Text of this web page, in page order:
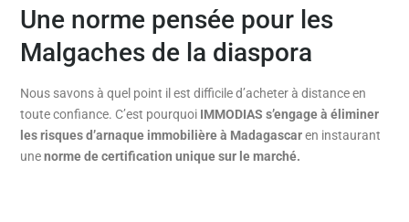
Une norme pensée pour les
Malgaches de la diaspora
Nous savons à quel point il est difficile d’acheter à distance en
toute confiance. C’est pourquoi IMMODIAS s’engage à éliminer
les risques d’arnaque immobilière à Madagascaren instaurant
unenorme de certification unique sur le marché.